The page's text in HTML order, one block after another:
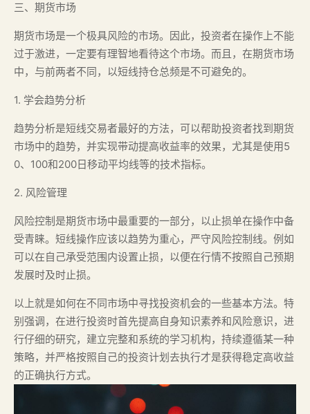
三、期货市场
期货市场是一个极具风险的市场。因此，投资者在操作上不能
过于激进，一定要有理智地看待这个市场。而且，在期货市场
中，与前两者不同，以短线持仓总频是不可避免的。
1. 学会趋势分析
趋势分析是短线交易者最好的方法，可以帮助投资者找到期货
市场中的趋势，并实现带动提高收益率的效果，尤其是使用5
0、100和200日移动平均线等的技术指标。
2. 风险管理
风险控制是期货市场中最重要的一部分，以止损单在操作中备
受青睐。短线操作应该以趋势为重心，严守风险控制线。例如
可以在自己承受范围内设置止损，以便在行情不按照自己预期
发展时及时止损。
以上就是如何在不同市场中寻找投资机会的一些基本方法。特
别强调，在进行投资时首先提高自身知识素养和风险意识，进
行仔细的研究，建立完整和系统的学习机构，持续遵循某一种
策略，并严格按照自己的投资计划去执行才是获得稳定高收益
的正确执行方式。